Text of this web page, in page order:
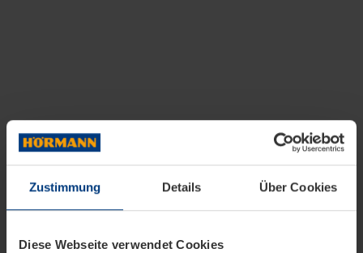
Zustimmung Details Über Cookies
Diese Webseite verwendet Cookies